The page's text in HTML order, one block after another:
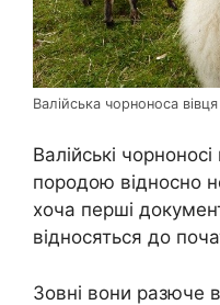
Валійська чорноноса вівця
Валійські
породою відносно
хоча перші
відносяться до
Зовні вони разюче